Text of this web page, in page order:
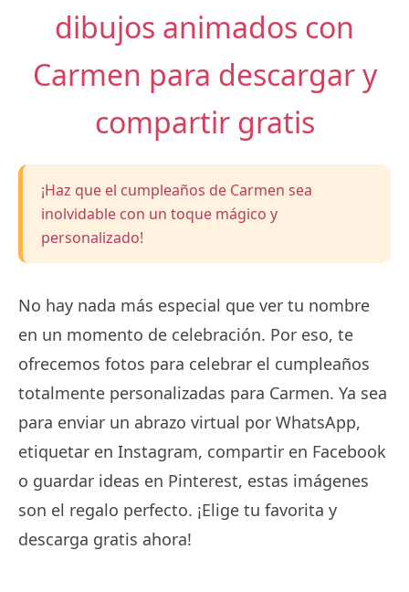
dibujos animados con
Carmen para descargar y
compartir gratis
¡Haz que el cumpleaños de Carmen sea
inolvidable con un toque mágico y
personalizado!
No hay nada más especial que ver tu nombre
en un momento de celebración. Por eso, te
ofrecemos fotos para celebrar el cumpleaños
totalmente personalizadas para Carmen. Ya sea
para enviar un abrazo virtual por WhatsApp,
etiquetar en Instagram, compartir en Facebook
o guardar ideas en Pinterest, estas imágenes
son el regalo perfecto. ¡Elige tu favorita y
descarga gratis ahora!